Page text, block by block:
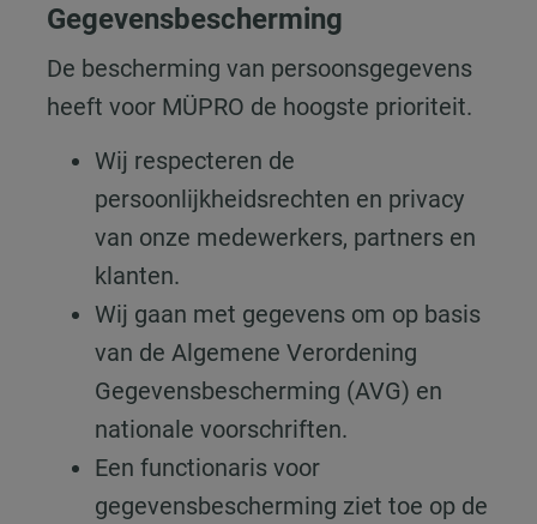
Gegevensbescherming
De bescherming van persoonsgegevens
heeft voor MÜPRO de hoogste prioriteit.
Wij respecteren de
persoonlijkheidsrechten en privacy
van onze medewerkers, partners en
klanten.
Wij gaan met gegevens om op basis
van de Algemene Verordening
Gegevensbescherming (AVG) en
nationale voorschriften.
Een functionaris voor
gegevensbescherming ziet toe op de